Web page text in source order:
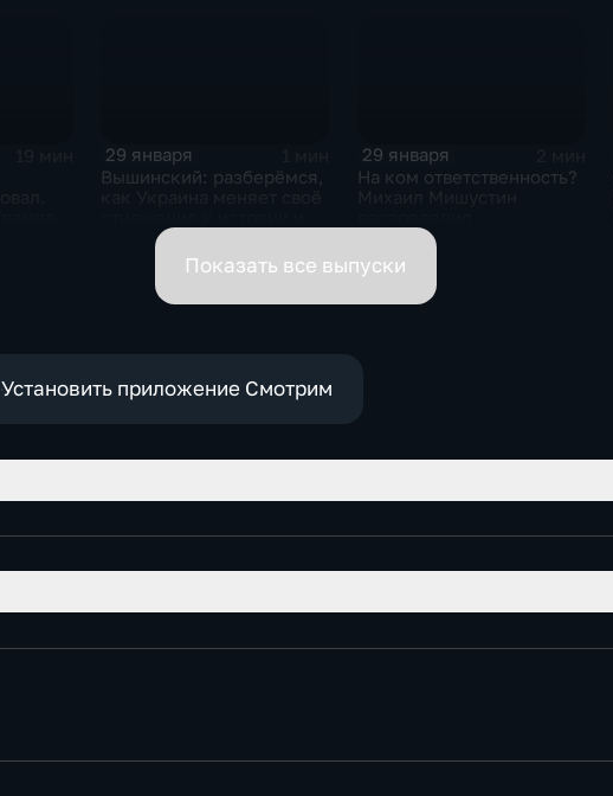
29 января
Вышинский: разберёмся,
почему
29 января
На ком ответственность?
обязанности вице-
премьеров
Показать все выпуски
Установить приложение Смотрим